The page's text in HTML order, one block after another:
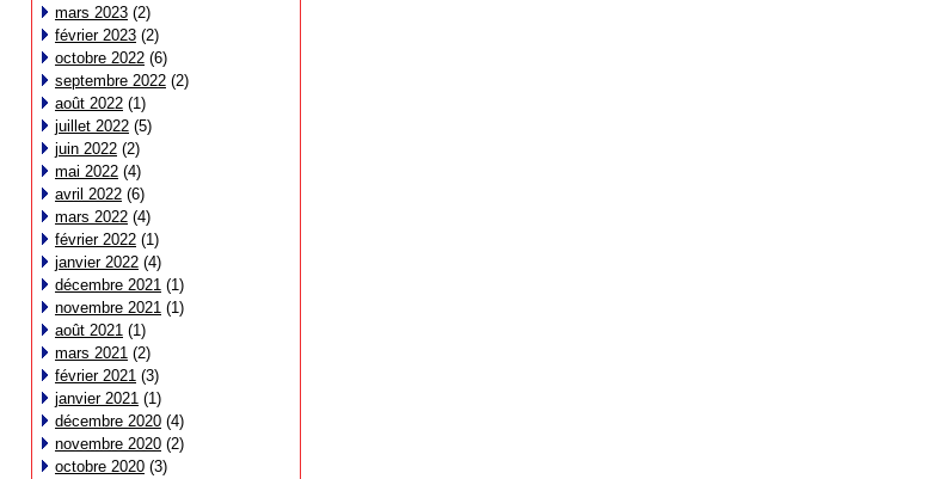
mars 2023 (2)
février 2023 (2)
octobre 2022 (6)
septembre 2022 (2)
août 2022 (1)
juillet 2022 (5)
juin 2022 (2)
mai 2022 (4)
avril 2022 (6)
mars 2022 (4)
février 2022 (1)
janvier 2022 (4)
décembre 2021 (1)
novembre 2021 (1)
août 2021 (1)
mars 2021 (2)
février 2021 (3)
janvier 2021 (1)
décembre 2020 (4)
novembre 2020 (2)
octobre 2020 (3)